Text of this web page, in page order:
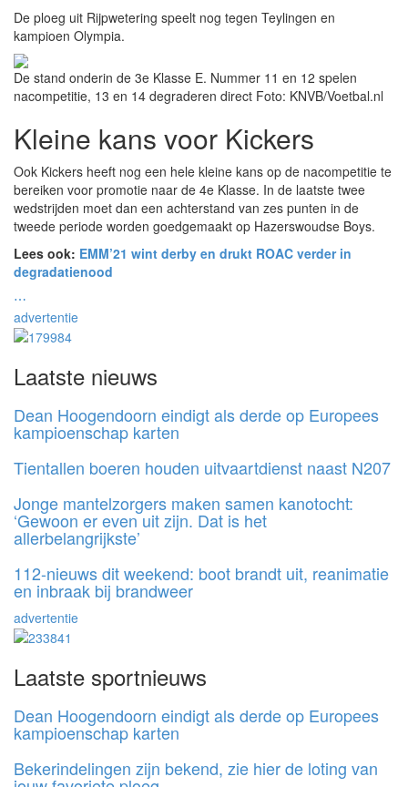
De ploeg uit Rijpwetering speelt nog tegen Teylingen en
kampioen Olympia.
De stand onderin de 3e Klasse E. Nummer 11 en 12 spelen
nacompetitie, 13 en 14 degraderen direct Foto: KNVB/Voetbal.nl
Kleine kans voor Kickers
Ook Kickers heeft nog een hele kleine kans op de nacompetitie te
bereiken voor promotie naar de 4e Klasse. In de laatste twee
wedstrijden moet dan een achterstand van zes punten in de
tweede periode worden goedgemaakt op Hazerswoudse Boys.
Lees ook: EMM’21 wint derby en drukt ROAC verder in
degradatienood
⋯
advertentie
Laatste nieuws
Dean Hoogendoorn eindigt als derde op Europees
kampioenschap karten
Tientallen boeren houden uitvaartdienst naast N207
Jonge mantelzorgers maken samen kanotocht:
‘Gewoon er even uit zijn. Dat is het
allerbelangrijkste’
112-nieuws dit weekend: boot brandt uit, reanimatie
en inbraak bij brandweer
advertentie
Laatste sportnieuws
Dean Hoogendoorn eindigt als derde op Europees
kampioenschap karten
Bekerindelingen zijn bekend, zie hier de loting van